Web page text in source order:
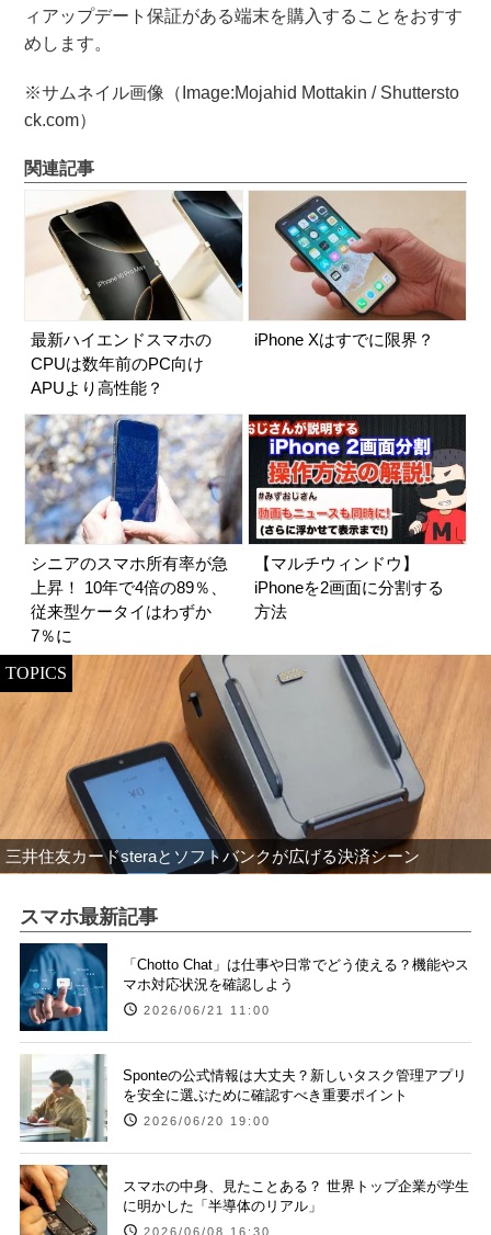
ィアップデート保証がある端末を購入することをおすす
めします。
※サムネイル画像（Image:Mojahid Mottakin / Shuttersto
ck.com）
関連記事
最新ハイエンドスマホの
CPUは数年前のPC向け
APUより高性能？
iPhone Xはすでに限界？
シニアのスマホ所有率が急
上昇！ 10年で4倍の89％、
従来型ケータイはわずか
7％に
【マルチウィンドウ】
iPhoneを2画面に分割する
方法
TOPICS
三井住友カードsteraとソフトバンクが広げる決済シーン
スマホ最新記事
「Chotto Chat」は仕事や日常でどう使える？機能やス
マホ対応状況を確認しよう
2026/06/21 11:00
Sponteの公式情報は大丈夫？新しいタスク管理アプリ
を安全に選ぶために確認すべき重要ポイント
2026/06/20 19:00
スマホの中身、見たことある？ 世界トップ企業が学生
に明かした「半導体のリアル」
2026/06/08 16:30